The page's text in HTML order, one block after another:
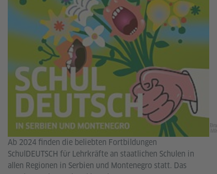
Ab 2024 finden die beliebten Fortbildungen
SchulDEUTSCH für Lehrkräfte an staatlichen Schulen in
allen Regionen in Serbien und Montenegro statt. Das